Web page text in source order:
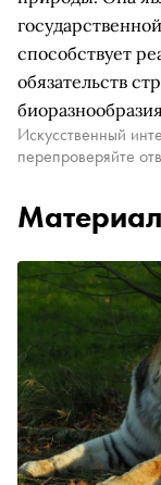
способствует
обязательств
Искусственный
перепроверяйте